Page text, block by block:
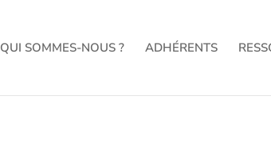
QUI SOMMES-NOUS ? ADHÉRENTS